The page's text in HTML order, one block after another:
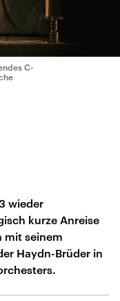
C-
wieder
kurze Anreise
mit seinem
Haydn-Brüder in